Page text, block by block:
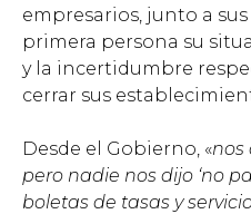
empresarios, junto a
primera persona su
y la incertidumbre
cerrar sus
Desde el Gobierno, «nos
pero nadie nos dijo ‘no
boletas de tasas y